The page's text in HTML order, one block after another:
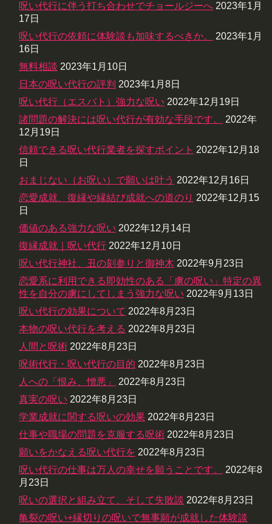
呪い代行に伴う打ち合わせでチョールジーへ 2023年1月
17日
呪い代行の依頼に体験談も加味するべきか。
2023年1月
16日
無料相談 2023年1月10日
日本の呪い代行の評判 2023年1月8日
呪い代行（エスバト）強力な呪い 2022年12月19日
諸問題の解決には呪い代行が有効な手段です。
2022年
12月19日
信頼できる呪い代行業者を探すポイント 2022年12月18
日
おまじない（お呪い）で願いは叶う 2022年12月16日
恋愛成就、復縁や縁結び成就への道のり 2022年12月15
日
価値のある強力な呪い 2022年12月14日
復縁成就｜呪い代行 2022年12月10日
呪い代行神社、丑の刻参りと御神木 2022年9月23日
恋愛系に利用できる即効性のある「虜の呪い」特定の異
性を自分の虜にしてしまう強力な呪い 2022年9月13日
呪い代行の効果について 2022年8月23日
本物の呪い代行を考える 2022年8月23日
人間と呪術 2022年8月23日
呪術代行・呪い代行の目的 2022年8月23日
人への「恨み、憎悪」
2022年8月23日
真実の呪い 2022年8月23日
学業成就に関する呪いの効果 2022年8月23日
仕事や職場の問題を克服する呪術 2022年8月23日
願いをかなえる呪い代行を 2022年8月23日
呪い代行の仕事は万人の幸せを願うことです。
2022年8
月23日
呪いの選択と組み立て、そして失敗談 2022年8月23日
亀裂の呪い+縁切りの呪いで無事願が成就した体験談